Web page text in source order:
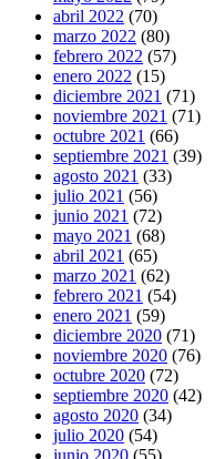
abril 2022 (70)
marzo 2022 (80)
febrero 2022 (57)
enero 2022 (15)
diciembre 2021 (71)
noviembre 2021 (71)
octubre 2021 (66)
septiembre 2021 (39)
agosto 2021 (33)
julio 2021 (56)
junio 2021 (72)
mayo 2021 (68)
abril 2021 (65)
marzo 2021 (62)
febrero 2021 (54)
enero 2021 (59)
diciembre 2020 (71)
noviembre 2020 (76)
octubre 2020 (72)
septiembre 2020 (42)
agosto 2020 (34)
julio 2020 (54)
junio 2020 (55)